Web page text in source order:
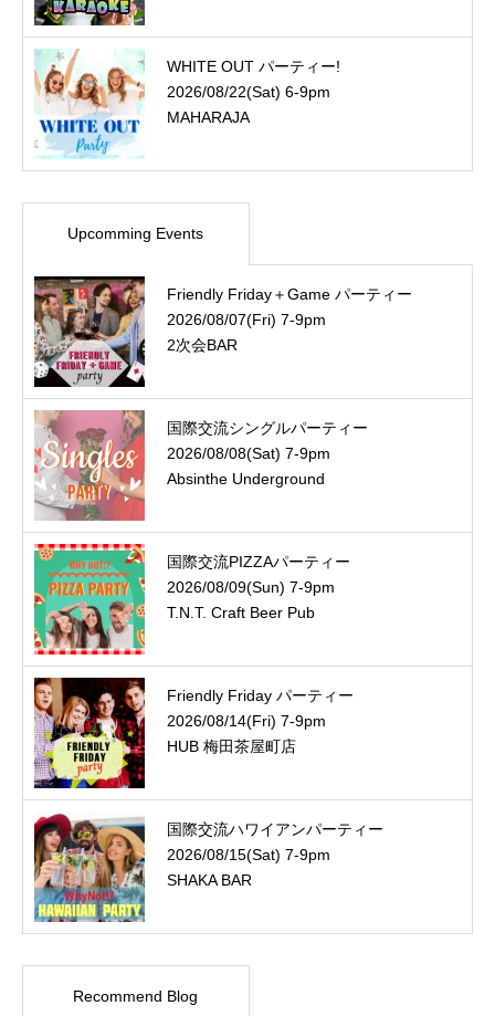
WHITE OUT パーティー!
2026/08/22(Sat) 6-9pm
MAHARAJA
Upcomming Events
Friendly Friday＋Game パーティー
2026/08/07(Fri) 7-9pm
2次会BAR
国際交流シングルパーティー
2026/08/08(Sat) 7-9pm
Absinthe Underground
国際交流PIZZAパーティー
2026/08/09(Sun) 7-9pm
T.N.T. Craft Beer Pub
Friendly Friday パーティー
2026/08/14(Fri) 7-9pm
HUB 梅田茶屋町店
国際交流ハワイアンパーティー
2026/08/15(Sat) 7-9pm
SHAKA BAR
Recommend Blog